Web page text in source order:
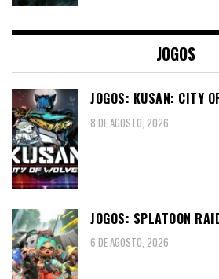
JOGOS
JOGOS: KUSAN: CITY
8 DE AGOSTO, 2026
JOGOS: SPLATOON
6 DE AGOSTO, 2026